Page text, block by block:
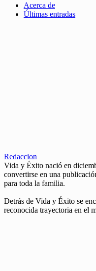
Acerca de
Últimas entradas
Redaccion
Vida y Éxito nació en
convertirse en una
para toda la familia.
Detrás de Vida y Éxito se
reconocida trayectoria en el